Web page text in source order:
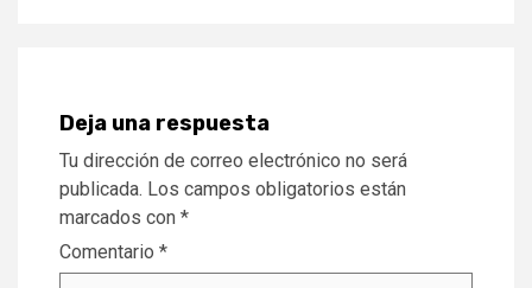
Deja una respuesta
Tu dirección de correo electrónico no será
publicada. Los campos obligatorios están
marcados con *
Comentario *